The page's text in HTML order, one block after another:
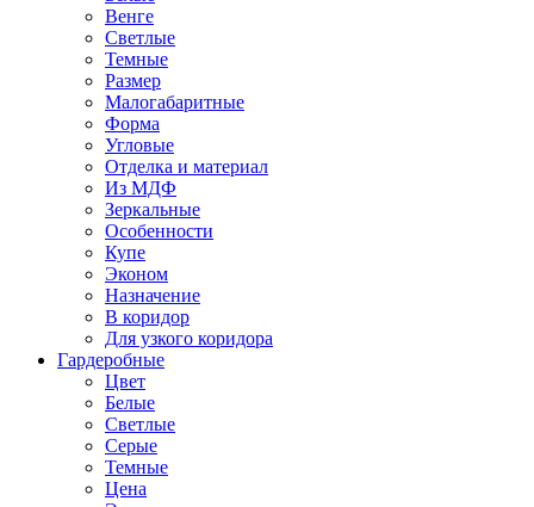
Венге
Светлые
Темные
Размер
Малогабаритные
Форма
Угловые
Отделка и материал
Из МДФ
Зеркальные
Особенности
Купе
Эконом
Назначение
В коридор
Для узкого коридора
Гардеробные
Цвет
Белые
Светлые
Серые
Темные
Цена